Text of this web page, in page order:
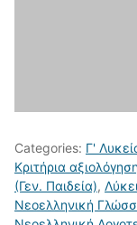
Categories: Γ'
Κριτήρια
(Γεν. Παιδεία),
Νεοελληνική